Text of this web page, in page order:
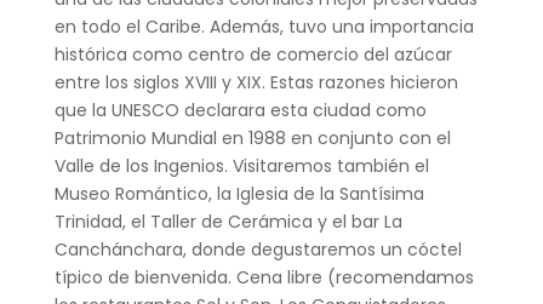
en todo el Caribe. Además, tuvo una importancia
histórica como centro de comercio del azúcar
entre los siglos XVIII y XIX. Estas razones hicieron
que la UNESCO declarara esta ciudad como
Patrimonio Mundial en 1988 en conjunto con el
Valle de los Ingenios. Visitaremos también el
Museo Romántico, la Iglesia de la Santísima
Trinidad, el Taller de Cerámica y el bar La
Canchánchara, donde degustaremos un cóctel
típico de bienvenida. Cena libre (recomendamos